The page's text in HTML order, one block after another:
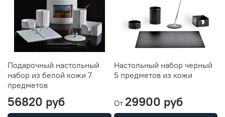
Подарочный настольный
набор из белой кожи 7
предметов
56820 руб
Настольный набор черный
5 предметов из кожи
От 29900 руб